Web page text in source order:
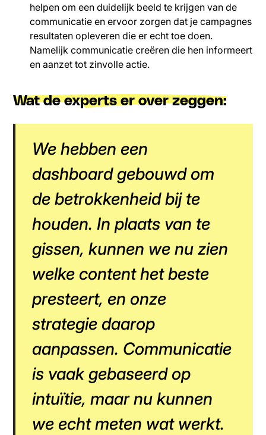
helpen om een duidelijk beeld te krijgen van de
communicatie en ervoor zorgen dat je campagnes
resultaten opleveren die er echt toe doen.
Namelijk communicatie creëren die hen informeert
en aanzet tot zinvolle actie.
Wat de experts er over zeggen:
We hebben een
dashboard gebouwd om
de betrokkenheid bij te
houden. In plaats van te
gissen, kunnen we nu zien
welke content het beste
presteert, en onze
strategie daarop
aanpassen. Communicatie
is vaak gebaseerd op
intuïtie, maar nu kunnen
we echt meten wat werkt.